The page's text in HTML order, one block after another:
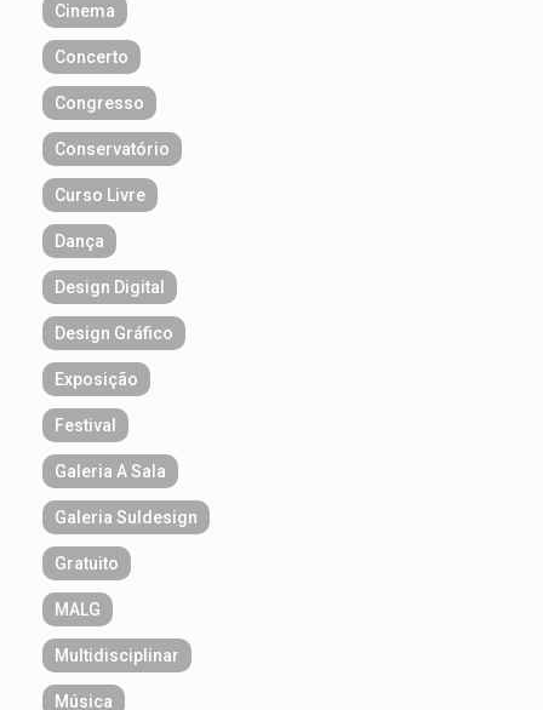
Cinema
Concerto
Congresso
Conservatório
Curso Livre
Dança
Design Digital
Design Gráfico
Exposição
Festival
Galeria A Sala
Galeria Suldesign
Gratuito
MALG
Multidisciplinar
Música